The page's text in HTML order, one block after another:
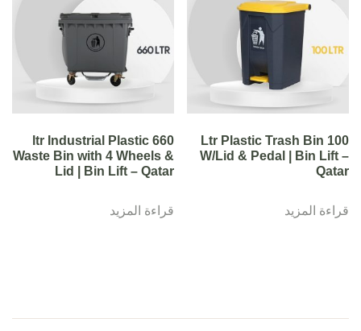
100 Ltr Plastic Trash Bin
W/Lid & Pedal | Bin Lift –
Qatar
قراءة المزيد
660 ltr Industrial Plastic
Waste Bin with 4 Wheels &
Lid | Bin Lift – Qatar
قراءة المزيد